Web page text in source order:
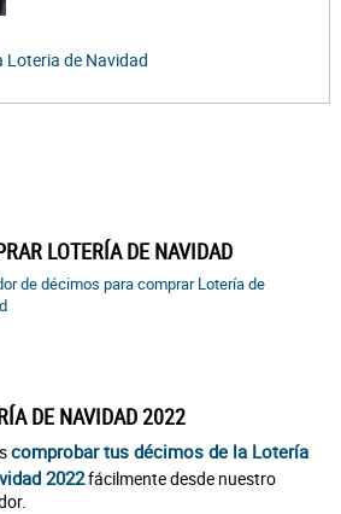
Loteria de Navidad
LOTERÍA DE NAVIDAD
de décimos para comprar Lotería de
DE NAVIDAD 2022
comprobar tus décimos de la Lotería
2022fácilmente desde nuestro